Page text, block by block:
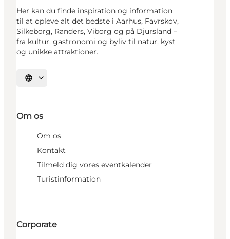
Her kan du finde inspiration og information
til at opleve alt det bedste i Aarhus, Favrskov,
Silkeborg, Randers, Viborg og på Djursland –
fra kultur, gastronomi og byliv til natur, kyst
og unikke attraktioner.
Vælg sprog
Om os
Om os
Kontakt
Tilmeld dig vores eventkalender
Turistinformation
Corporate